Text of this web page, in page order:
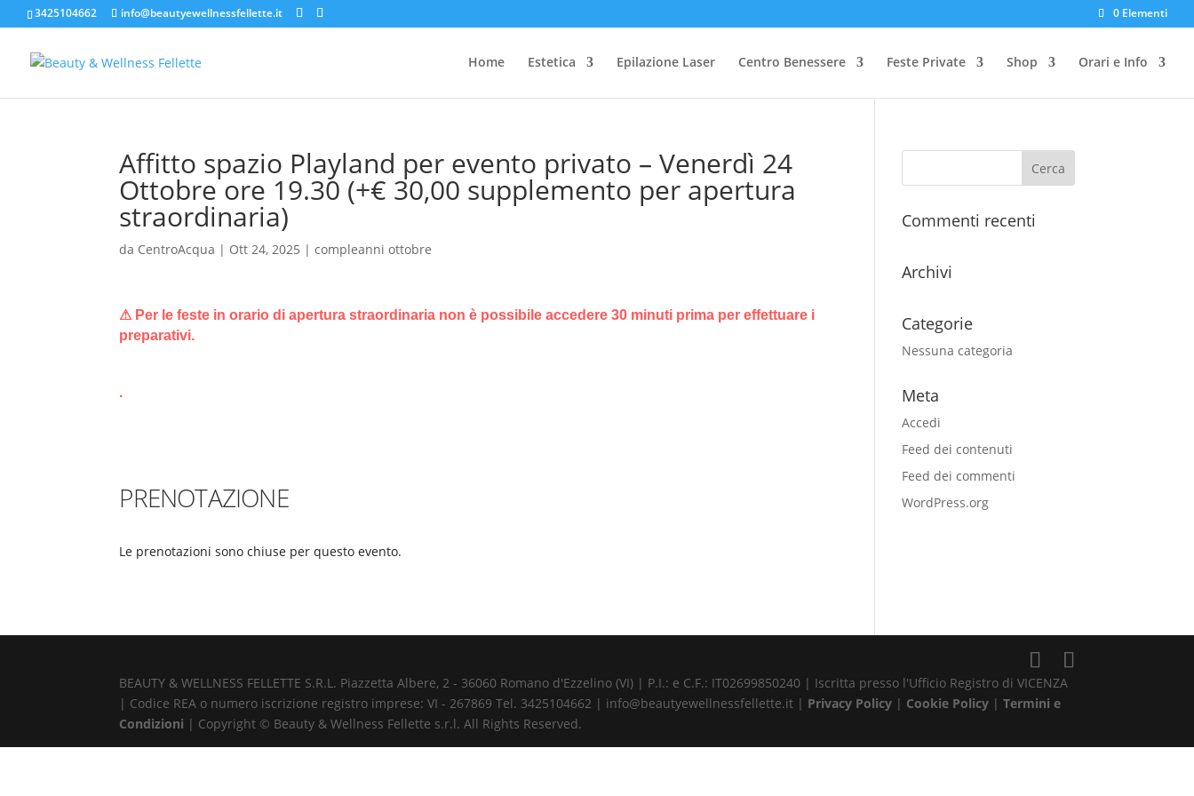
3425104662 info@beautyewellnessfellette.it 0 Elementi
Home Estetica Epilazione Laser Centro Benessere Feste Private Shop Orari e Info
Affitto spazio Playland per evento privato – Venerdì 24
Ottobre ore 19.30 (+€ 30,00 supplemento per apertura
straordinaria)
da CentroAcqua | Ott 24, 2025 |compleanni ottobre
⚠ Per le feste in orario di apertura straordinaria non è possibile accedere 30 minuti prima per effettuare i
preparativi.
.
PRENOTAZIONE
Le prenotazioni sono chiuse per questo evento.
Commenti recenti
Archivi
Categorie
Nessuna categoria
Meta
Accedi
Feed dei contenuti
Feed dei commenti
WordPress.org
BEAUTY & WELLNESS FELLETTE S.R.L. Piazzetta Albere, 2 - 36060 Romano d'Ezzelino (VI) | P.I.: e C.F.: IT02699850240 | Iscritta presso l'Ufficio Registro di VICENZA
| Codice REA o numero iscrizione registro imprese: VI - 267869 Tel. 3425104662 | info@beautyewellnessfellette.it | Privacy Policy | Cookie Policy |Termini e
Condizioni | Copyright © Beauty & Wellness Fellette s.r.l. All Rights Reserved.